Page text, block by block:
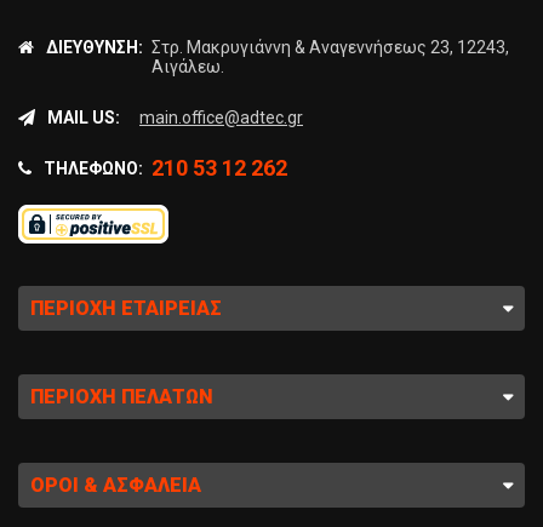
ΔΙΕΎΘΥΝΣΗ: Στρ. Μακρυγιάννη & Αναγεννήσεως 23, 12243,
Αιγάλεω.
MAIL US: main.office@adtec.gr
ΤΗΛΈΦΩΝΟ: 210 53 12 262
ΠΕΡΙΟΧΉ ΕΤΑΙΡΕΊΑΣ
ΠΕΡΙΟΧΉ ΠΕΛΑΤΏΝ
ΌΡΟΙ & ΑΣΦΆΛΕΙΑ